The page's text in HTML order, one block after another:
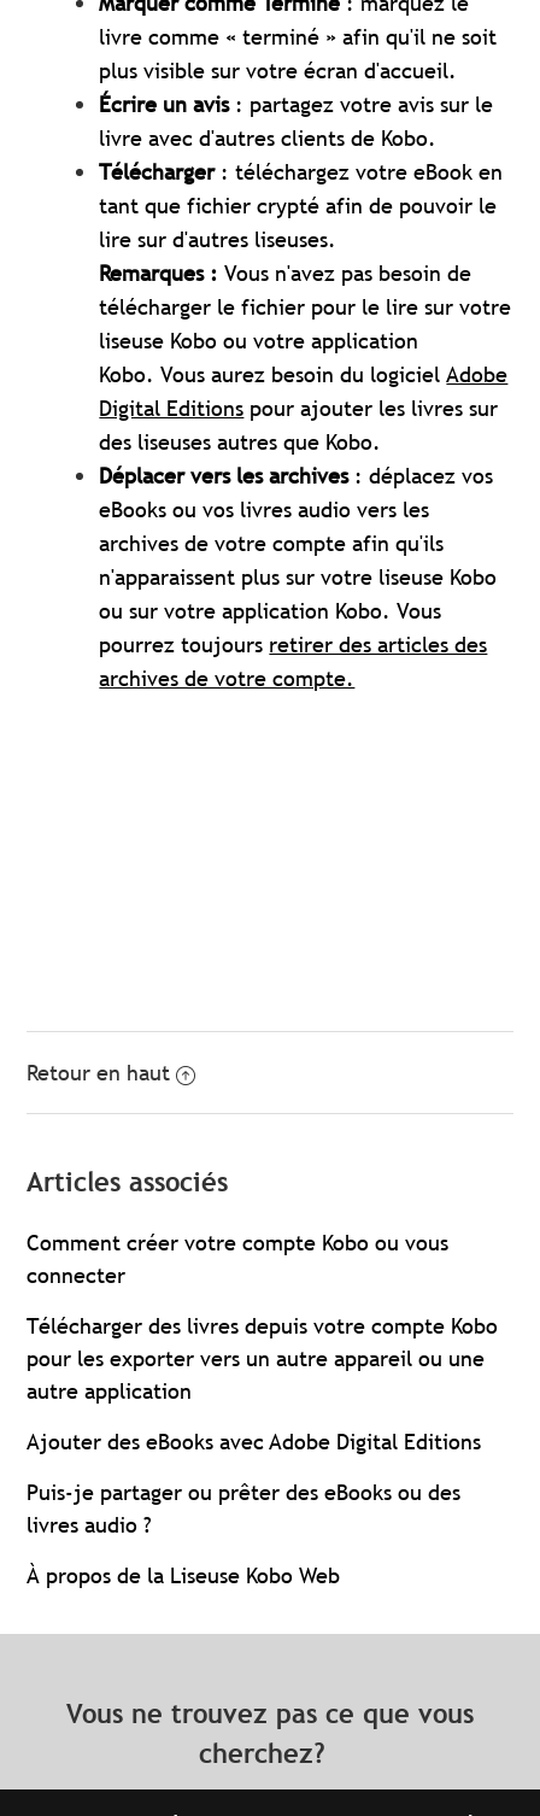
livre comme « terminé » afin qu'il ne soit
plus visible sur votre écran d'accueil.
Écrire un avis: partagez votre avis sur le
livre avec d'autres clients de Kobo.
Télécharger: téléchargez votre eBook en
tant que fichier crypté afin de pouvoir le
lire sur d'autres liseuses.
Remarques :Vous n'avez pas besoin de
télécharger le fichier pour le lire sur votre
liseuse Kobo ou votre application
Kobo.Vous aurez besoin du logiciel Adobe
Digital Editions pour ajouter les livres sur
des liseuses autres que Kobo.
Déplacer vers les archives: déplacez vos
eBooks ou vos livres audio vers les
archives de votre compte afin qu'ils
n'apparaissent plus sur votre liseuse Kobo
ou sur votre application Kobo. Vous
pourrez toujours retirer des articles des
archives de votre compte.
Retour en haut
Articles associés
Comment créer votre compte Kobo ou vous
connecter
Télécharger des livres depuis votre compte Kobo
pour les exporter vers un autre appareil ou une
autre application
Ajouter des eBooks avec Adobe Digital Editions
Puis-je partager ou prêter des eBooks ou des
livres audio ?
À propos de la Liseuse Kobo Web
Vous ne trouvez pas ce que vous
cherchez?